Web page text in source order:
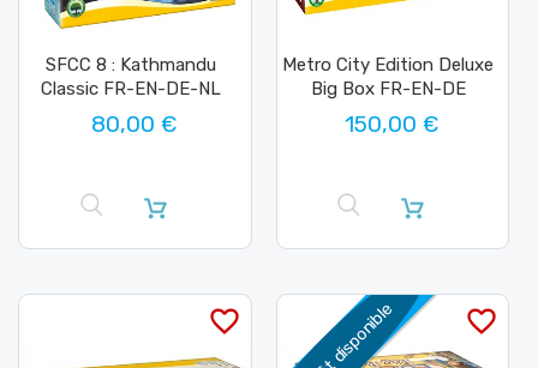
SFCC 8 : Kathmandu
Classic FR-EN-DE-NL
80,00 €
Metro City Edition Deluxe
Big Box FR-EN-DE
150,00 €
favorite_border favorite_border